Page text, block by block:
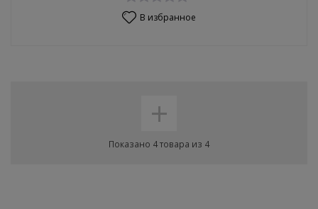
В избранное
+
Показано 4 товара из 4